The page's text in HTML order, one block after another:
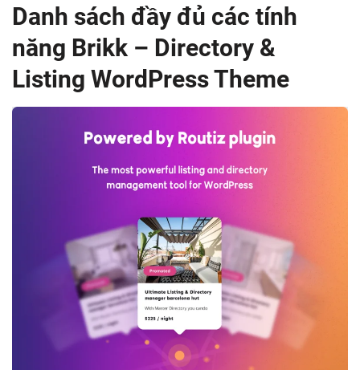
Danh sách đầy đủ các tính
năng Brikk – Directory &
Listing WordPress Theme